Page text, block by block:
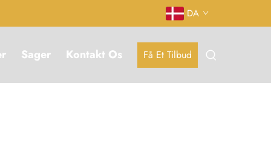
DA
Sager Kontakt Os Få Et Tilbud